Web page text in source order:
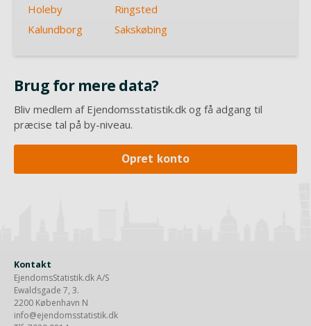
Holeby
Ringsted
Kalundborg
Sakskøbing
Brug for mere data?
Bliv medlem af Ejendomsstatistik.dk og få adgang til
præcise tal på by-niveau.
Opret konto
Kontakt
EjendomsStatistik.dk A/S
Ewaldsgade 7, 3.
2200 København N
info@ejendomsstatistik.dk